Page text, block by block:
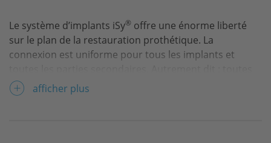
Le système d’implants iSy® offre une énorme liberté
sur le plan de la restauration prothétique. La
connexion est uniforme pour tous les implants et
les tailles de prothèse s'intègrent à chaque implant et
peuvent ainsi être utilisées en fonction des
afficher plus